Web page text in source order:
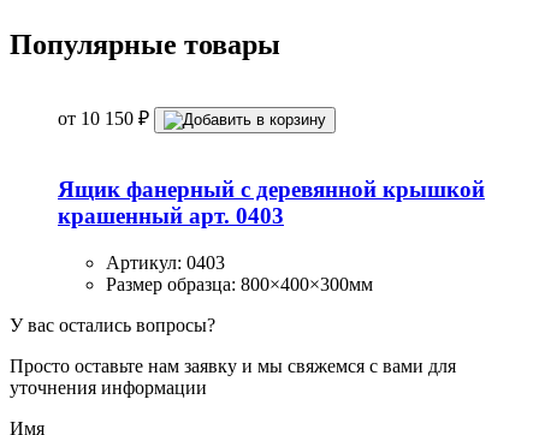
Популярные товары
от 10 150 ₽
Ящик фанерный с деревянной крышкой
крашенный арт. 0403
Артикул: 0403
Размер образца: 800×400×300мм
У вас остались вопросы?
Просто оставьте нам заявку и мы свяжемся с вами для
уточнения информации
Имя